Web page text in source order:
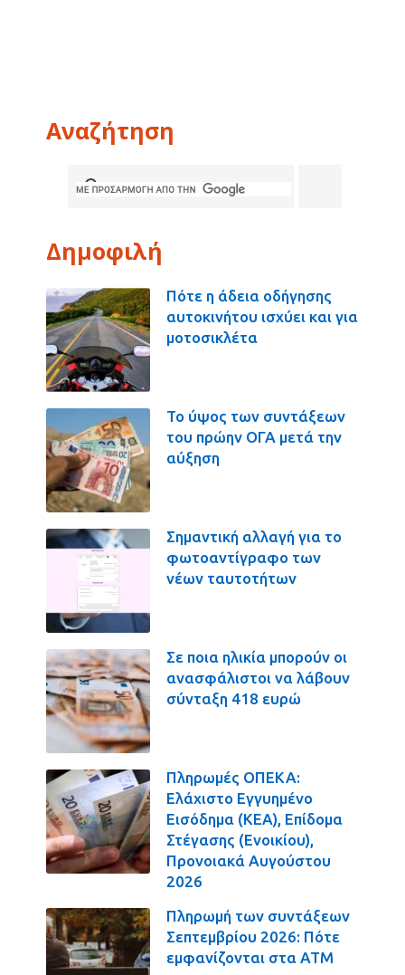
Αναζήτηση
Δημοφιλή
Πότε η άδεια οδήγησης
αυτοκινήτου ισχύει και για
μοτοσικλέτα
Το ύψος των συντάξεων
του πρώην ΟΓΑ μετά την
αύξηση
Σημαντική αλλαγή για το
φωτοαντίγραφο των
νέων ταυτοτήτων
Σε ποια ηλικία μπορούν οι
ανασφάλιστοι να λάβουν
σύνταξη 418 ευρώ
Πληρωμές ΟΠΕΚΑ:
Ελάχιστο Εγγυημένο
Εισόδημα (ΚΕΑ), Επίδομα
Στέγασης (Ενοικίου),
Προνοιακά Αυγούστου
2026
Πληρωμή των συντάξεων
Σεπτεμβρίου 2026: Πότε
εμφανίζονται στα ΑΤΜ